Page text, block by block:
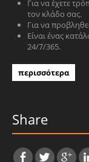
Για να έχετε
τον κλάδο σας.
Για να
Είναι ένας
24/7/365.
περισσότερα
Share